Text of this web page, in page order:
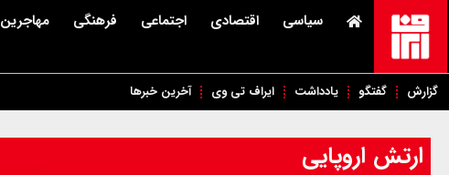
سیاسی اقتصادی اجتماعی فرهنگی مهاجرین
گزارش گفتگو یادداشت ایراف تی وی آخرین خبرها
ارتش اروپایی